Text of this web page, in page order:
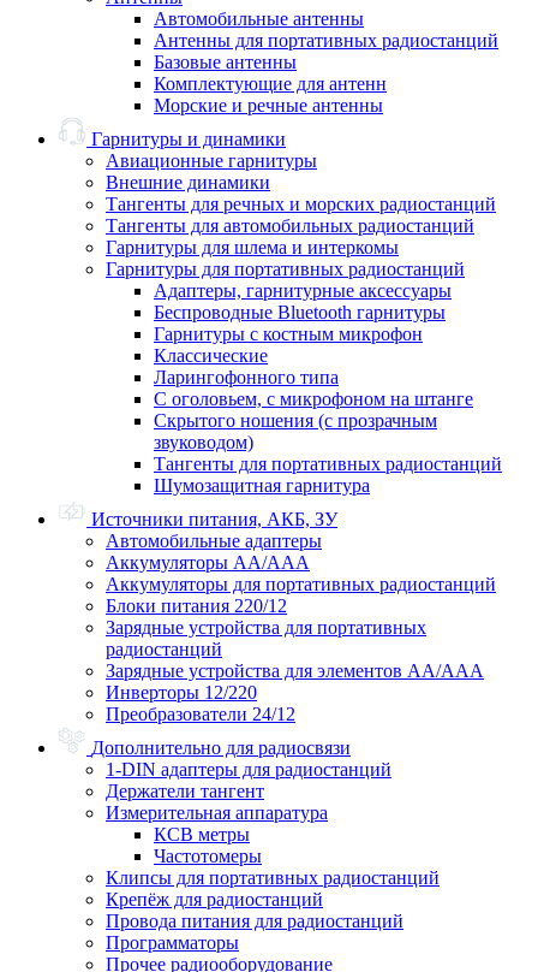
Автомобильные антенны
Антенны для портативных радиостанций
Базовые антенны
Комплектующие для антенн
Морские и речные антенны
Гарнитуры и динамики
Авиационные гарнитуры
Внешние динамики
Тангенты для речных и морских радиостанций
Тангенты для автомобильных радиостанций
Гарнитуры для шлема и интеркомы
Гарнитуры для портативных радиостанций
Адаптеры, гарнитурные аксессуары
Беспроводные Bluetooth гарнитуры
Гарнитуры с костным микрофон
Классические
Ларингофонного типа
С оголовьем, с микрофоном на штанге
Скрытого ношения (с прозрачным
звуководом)
Тангенты для портативных радиостанций
Шумозащитная гарнитура
Источники питания, АКБ, ЗУ
Автомобильные адаптеры
Аккумуляторы АА/ААА
Аккумуляторы для портативных радиостанций
Блоки питания 220/12
Зарядные устройства для портативных
радиостанций
Зарядные устройства для элементов АА/ААА
Инверторы 12/220
Преобразователи 24/12
Дополнительно для радиосвязи
1-DIN адаптеры для радиостанций
Держатели тангент
Измерительная аппаратура
КСВ метры
Частотомеры
Клипсы для портативных радиостанций
Крепёж для радиостанций
Провода питания для радиостанций
Программаторы
Прочее радиооборудование